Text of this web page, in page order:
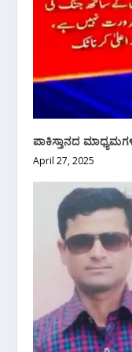
ಪಾಕಿಸ್ತಾನದ
April 27, 2025